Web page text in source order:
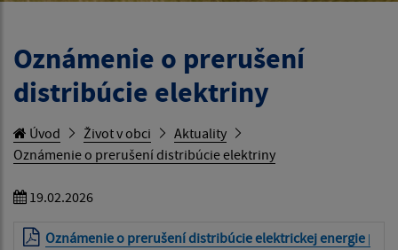
Oznámenie o prerušení
distribúcie elektriny
Úvod Život v obci
Aktuality
Oznámenie o prerušení distribúcie elektriny
19.02.2026
Oznámenie o prerušení distribúcie elektrickej energie |